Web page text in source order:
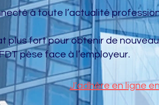
à toute l’actualité
plus fort pour obtenir de
pèse face à l’employeur.
J'adhère en ligne